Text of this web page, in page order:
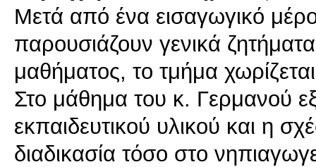
Μετά από ένα εισαγωγικό
παρουσιάζουν γενικά
μαθήματος, το τμήμα
Στο μάθημα του κ. Γερμανού
εκπαιδευτικού υλικού και η
διαδικασία τόσο στο